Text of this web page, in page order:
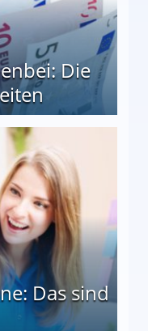
Die
Das sind